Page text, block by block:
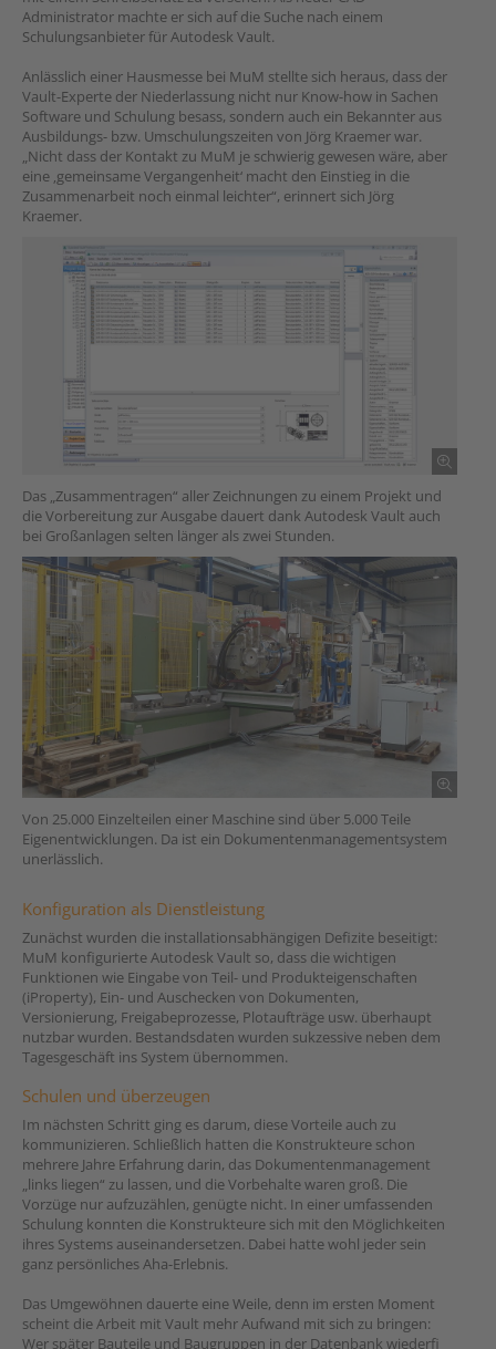
Administrator machte er sich auf die Suche nach einem
Schulungsanbieter für Autodesk Vault.
Anlässlich einer Hausmesse bei MuM stellte sich heraus, dass der
Vault-Experte der Niederlassung nicht nur Know-how in Sachen
Software und Schulung besass, sondern auch ein Bekannter aus
Ausbildungs- bzw. Umschulungszeiten von Jörg Kraemer war.
„Nicht dass der Kontakt zu MuM je schwierig gewesen wäre, aber
eine ‚gemeinsame Vergangenheit‘ macht den Einstieg in die
Zusammenarbeit noch einmal leichter“, erinnert sich Jörg
Kraemer.
Das „Zusammentragen“ aller Zeichnungen zu einem Projekt und
die Vorbereitung zur Ausgabe dauert dank Autodesk Vault auch
bei Großanlagen selten länger als zwei Stunden.
Von 25.000 Einzelteilen einer Maschine sind über 5.000 Teile
Eigenentwicklungen. Da ist ein Dokumentenmanagementsystem
unerlässlich.
Konfiguration als Dienstleistung
Zunächst wurden die installationsabhängigen Defizite beseitigt:
MuM konfigurierte Autodesk Vault so, dass die wichtigen
Funktionen wie Eingabe von Teil- und Produkteigenschaften
(iProperty), Ein- und Auschecken von Dokumenten,
Versionierung, Freigabeprozesse, Plotaufträge usw. überhaupt
nutzbar wurden. Bestandsdaten wurden sukzessive neben dem
Tagesgeschäft ins System übernommen.
Schulen und überzeugen
Im nächsten Schritt ging es darum, diese Vorteile auch zu
kommunizieren. Schließlich hatten die Konstrukteure schon
mehrere Jahre Erfahrung darin, das Dokumentenmanagement
„links liegen“ zu lassen, und die Vorbehalte waren groß. Die
Vorzüge nur aufzuzählen, genügte nicht. In einer umfassenden
Schulung konnten die Konstrukteure sich mit den Möglichkeiten
ihres Systems auseinandersetzen. Dabei hatte wohl jeder sein
ganz persönliches Aha-Erlebnis.
Das Umgewöhnen dauerte eine Weile, denn im ersten Moment
scheint die Arbeit mit Vault mehr Aufwand mit sich zu bringen:
Wer später Bauteile und Baugruppen in der Datenbank wiederfi